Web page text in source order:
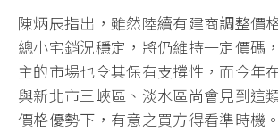
陳炳辰指出，雖然陸續有建商調整價
總小宅銷況穩定，將仍維持一定價碼
主的市場也令其保有支撐性，而今年
與新北市三峽區、淡水區尚會見到這
價格優勢下，有意之買方得看準時機。